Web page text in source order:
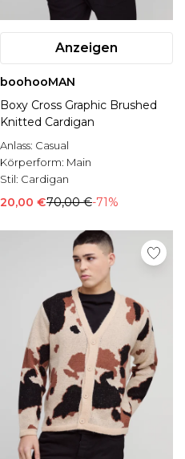
Anzeigen
boohooMAN
Boxy Cross Graphic Brushed
Knitted Cardigan
Anlass: Casual
Körperform: Main
Stil: Cardigan
20,00 €70,00 €-71%